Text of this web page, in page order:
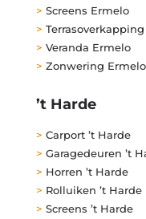
> Screens Ermelo
>
> Veranda Ermelo
> Zonwering Ermelo
’t Harde
> Carport ’t Harde
> Garagedeuren ’t
> Horren ’t Harde
> Rolluiken ’t Harde
> Screens ’t Harde